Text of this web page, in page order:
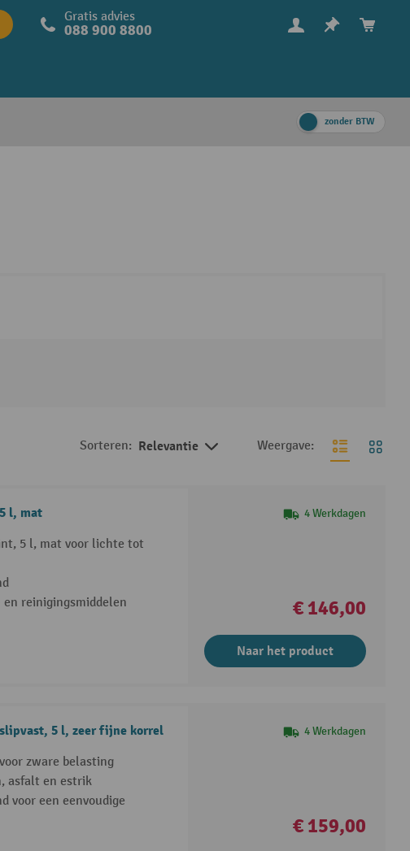
Gratis advies
088 900 8800
zonder BTW
Sorteren: Relevantie Weergave:
l, mat
5 l, mat voor lichte tot
reinigingsmiddelen
4 Werkdagen
€ 146,00
Naar het product
5 l, zeer fijne korrel
zware belasting
asfalt en estrik
voor een eenvoudige
4 Werkdagen
€ 159,00